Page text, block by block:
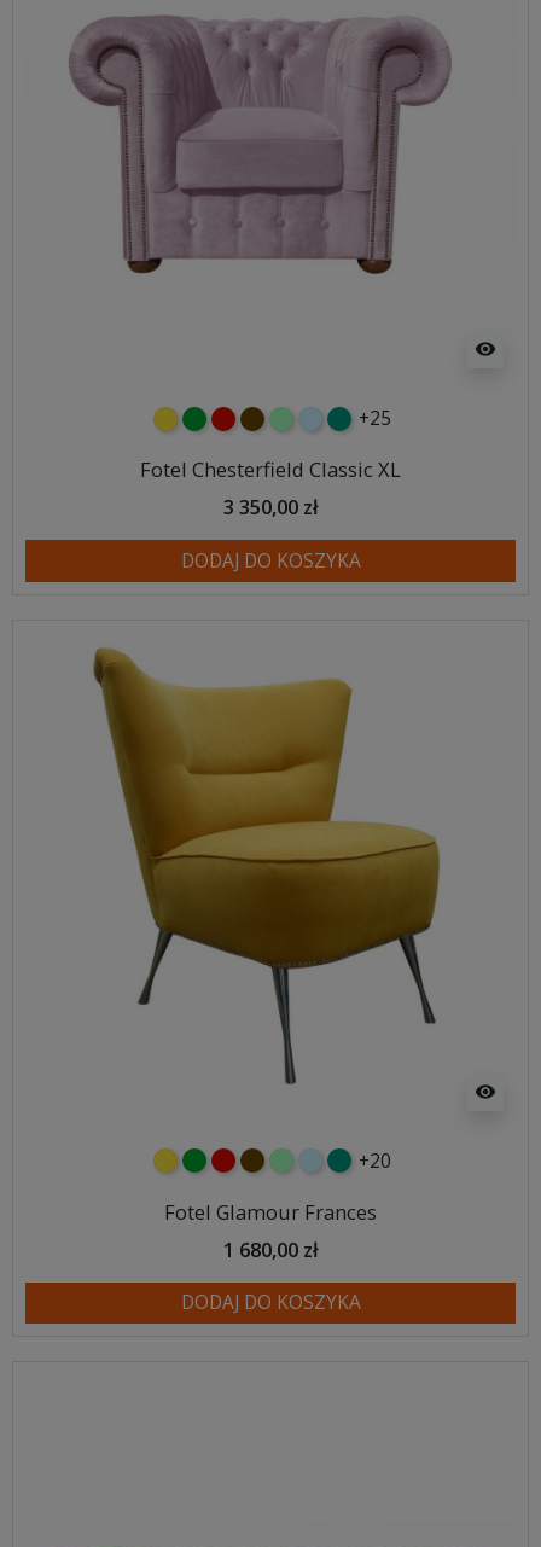
visibility
żółtyzielonyczerwony
czekoladowy
miętowybłękitny
turkusowy
+25
Fotel Chesterfield Classic XL
3 350,00 zł
DODAJ DO KOSZYKA
visibility
żółtyzielonyczerwony
czekoladowy
miętowybłękitny
turkusowy
+20
Fotel Glamour Frances
1 680,00 zł
DODAJ DO KOSZYKA